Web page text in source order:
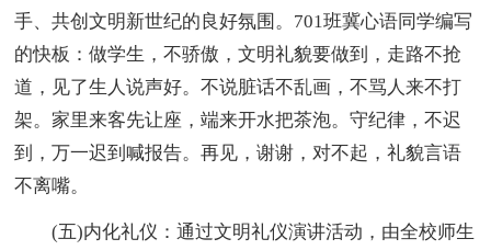
手、共创文明新世纪的良好氛围。701班冀心语同学编写
的快板：做学生，不骄傲，文明礼貌要做到，走路不抢
道，见了生人说声好。不说脏话不乱画，不骂人来不打
架。家里来客先让座，端来开水把茶泡。守纪律，不迟
到，万一迟到喊报告。再见，谢谢，对不起，礼貌言语
不离嘴。
(五)内化礼仪：通过文明礼仪演讲活动，由全校师生